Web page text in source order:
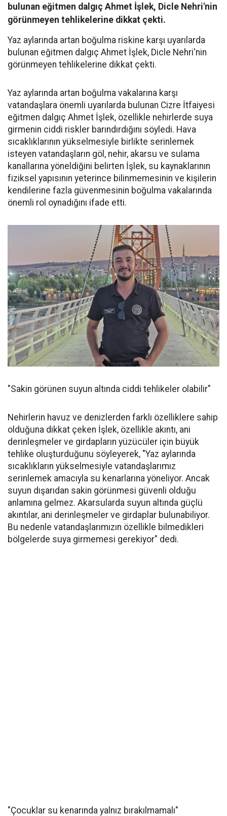
bulunan eğitmen dalgıç Ahmet İşlek, Dicle Nehri'nin
görünmeyen tehlikelerine dikkat çekti.
Yaz aylarında artan boğulma riskine karşı uyarılarda
bulunan eğitmen dalgıç Ahmet İşlek, Dicle Nehri'nin
görünmeyen tehlikelerine dikkat çekti.
Yaz aylarında artan boğulma vakalarına karşı
vatandaşlara önemli uyarılarda bulunan Cizre İtfaiyesi
eğitmen dalgıç Ahmet İşlek, özellikle nehirlerde suya
girmenin ciddi riskler barındırdığını söyledi. Hava
sıcaklıklarının yükselmesiyle birlikte serinlemek
isteyen vatandaşların göl, nehir, akarsu ve sulama
kanallarına yöneldiğini belirten İşlek, su kaynaklarının
fiziksel yapısının yeterince bilinmemesinin ve kişilerin
kendilerine fazla güvenmesinin boğulma vakalarında
önemli rol oynadığını ifade etti.
"Sakin görünen suyun altında ciddi tehlikeler olabilir"
Nehirlerin havuz ve denizlerden farklı özelliklere sahip
olduğuna dikkat çeken İşlek, özellikle akıntı, ani
derinleşmeler ve girdapların yüzücüler için büyük
tehlike oluşturduğunu söyleyerek, "Yaz aylarında
sıcaklıkların yükselmesiyle vatandaşlarımız
serinlemek amacıyla su kenarlarına yöneliyor. Ancak
suyun dışarıdan sakin görünmesi güvenli olduğu
anlamına gelmez. Akarsularda suyun altında güçlü
akıntılar, ani derinleşmeler ve girdaplar bulunabiliyor.
Bu nedenle vatandaşlarımızın özellikle bilmedikleri
bölgelerde suya girmemesi gerekiyor" dedi.
"Çocuklar su kenarında yalnız bırakılmamalı"